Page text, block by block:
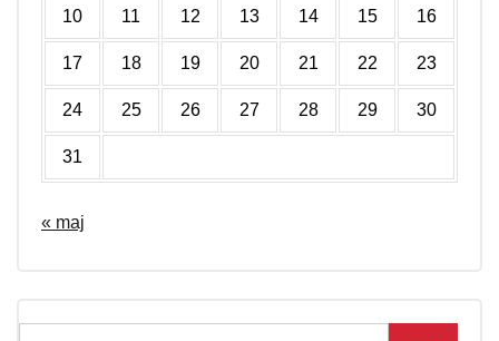
10 11 12 13 14 15 16
17 18 19 20 21 22 23
24 25 26 27 28 29 30
31
« maj